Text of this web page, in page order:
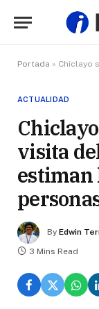
Portada » Chiclayo se
ACTUALIDAD
visita
estiman
By Edwin
3 Mins Read